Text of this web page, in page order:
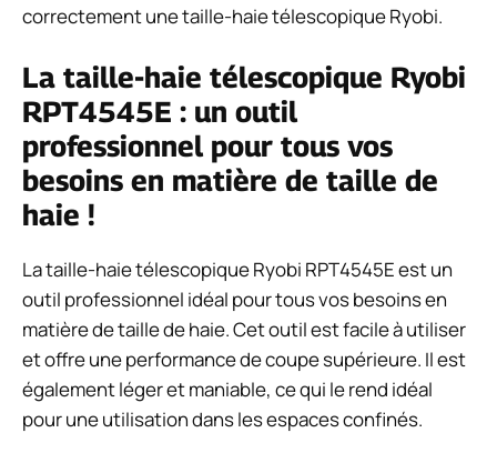
correctement une taille-haie télescopique Ryobi.
La taille-haie télescopique Ryobi
RPT4545E : un outil
professionnel pour tous vos
besoins en matière de taille de
haie !
La taille-haie télescopique Ryobi RPT4545E est un
outil professionnel idéal pour tous vos besoins en
matière de taille de haie. Cet outil est facile à utiliser
et offre une performance de coupe supérieure. Il est
également léger et maniable, ce qui le rend idéal
pour une utilisation dans les espaces confinés.